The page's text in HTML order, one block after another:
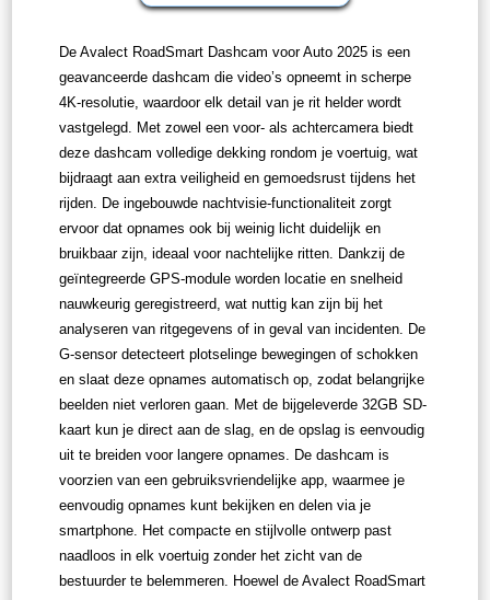
De Avalect RoadSmart Dashcam voor Auto 2025 is een
geavanceerde dashcam die video’s opneemt in scherpe
4K-resolutie, waardoor elk detail van je rit helder wordt
vastgelegd. Met zowel een voor- als achtercamera biedt
deze dashcam volledige dekking rondom je voertuig, wat
bijdraagt aan extra veiligheid en gemoedsrust tijdens het
rijden. De ingebouwde nachtvisie-functionaliteit zorgt
ervoor dat opnames ook bij weinig licht duidelijk en
bruikbaar zijn, ideaal voor nachtelijke ritten. Dankzij de
geïntegreerde GPS-module worden locatie en snelheid
nauwkeurig geregistreerd, wat nuttig kan zijn bij het
analyseren van ritgegevens of in geval van incidenten. De
G-sensor detecteert plotselinge bewegingen of schokken
en slaat deze opnames automatisch op, zodat belangrijke
beelden niet verloren gaan. Met de bijgeleverde 32GB SD-
kaart kun je direct aan de slag, en de opslag is eenvoudig
uit te breiden voor langere opnames. De dashcam is
voorzien van een gebruiksvriendelijke app, waarmee je
eenvoudig opnames kunt bekijken en delen via je
smartphone. Het compacte en stijlvolle ontwerp past
naadloos in elk voertuig zonder het zicht van de
bestuurder te belemmeren. Hoewel de Avalect RoadSmart